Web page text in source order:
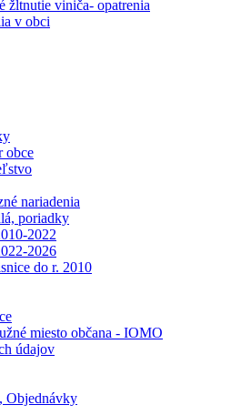
žltnutie viniča- opatrenia
v obci
obce
nariadenia
poriadky
2022
2026
do r. 2010
miesto občana - IOMO
údajov
Objednávky